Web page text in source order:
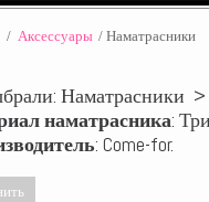
/ Аксессуары / Наматрасники
Наматрасники >
наматрасника:
: Come-for.